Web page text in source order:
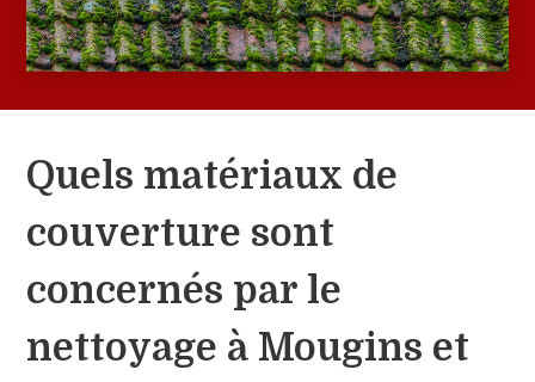
Quels matériaux de
couverture sont
concernés par le
nettoyage à Mougins et